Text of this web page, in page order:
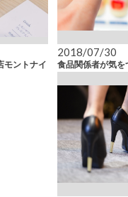
モントナイ
2018/07/30
食品関係者が気を